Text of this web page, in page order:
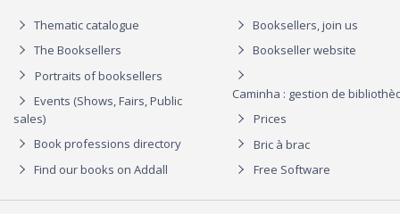
Thematic catalogue
The Booksellers
Portraits of booksellers
Events (Shows, Fairs, Public
sales)
Book professions directory
Find our books on Addall
Booksellers, join us
Bookseller website
Caminha : gestion de
Prices
Bric à brac
Free Software